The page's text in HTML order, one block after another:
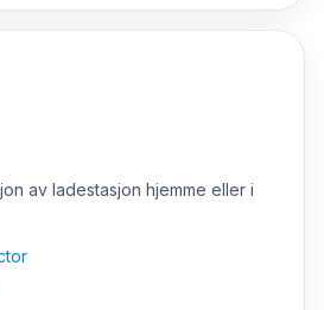
av ladestasjon hjemme eller i